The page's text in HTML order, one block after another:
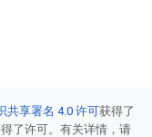
共享署名 4.0 许可获得了
了许可。有关详情，请